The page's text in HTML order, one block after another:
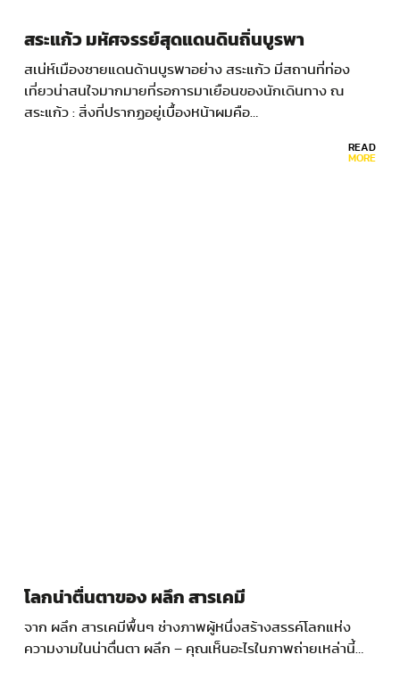
สระแก้ว มหัศจรรย์สุดแดนดินถิ่นบูรพา
สเน่ห์เมืองชายแดนด้านบูรพาอย่าง สระแก้ว มีสถานที่ท่อง
เที่ยวน่าสนใจมากมายที่รอการมาเยือนของนักเดินทาง ณ
สระแก้ว : สิ่งที่ปรากฏอยู่เบื้องหน้าผมคือ…
READ
MORE
โลกน่าตื่นตาของ ผลึก สารเคมี
จาก ผลึก สารเคมีพื้นๆ ช่างภาพผู้หนึ่งสร้างสรรค์โลกแห่ง
ความงามในน่าตื่นตา ผลึก – คุณเห็นอะไรในภาพถ่ายเหล่านี้…